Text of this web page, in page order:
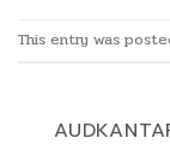
This entry was